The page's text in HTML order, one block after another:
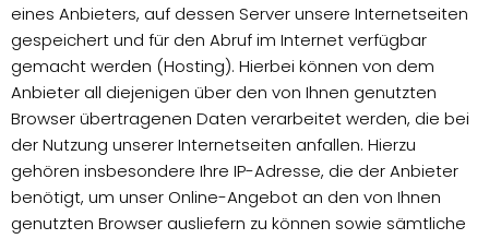
eines Anbieters, auf dessen Server unsere Internetseiten
gespeichert und für den Abruf im Internet verfügbar
gemacht werden (Hosting). Hierbei können von dem
Anbieter all diejenigen über den von Ihnen genutzten
Browser übertragenen Daten verarbeitet werden, die bei
der Nutzung unserer Internetseiten anfallen. Hierzu
gehören insbesondere Ihre IP-Adresse, die der Anbieter
benötigt, um unser Online-Angebot an den von Ihnen
genutzten Browser ausliefern zu können sowie sämtliche